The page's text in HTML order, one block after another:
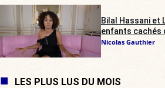
Bilal Hassani et
enfants cachés
Nicolas Gauthier
LES PLUS LUS DU MOIS